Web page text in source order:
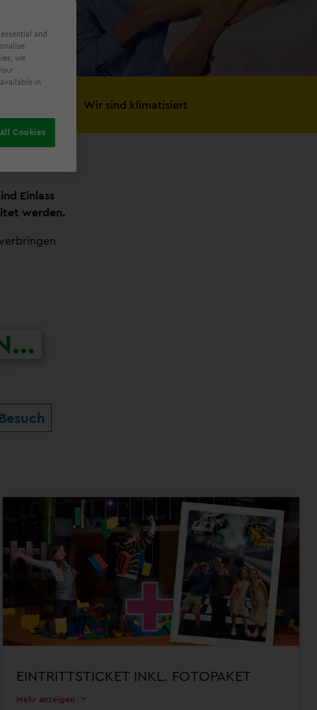
Wir sind klimatisiert
Einlass
werden.
EINTRITTSTICKET INKL. FOTOPAKET
Mehr anzeigen
and
we
in
Cookies